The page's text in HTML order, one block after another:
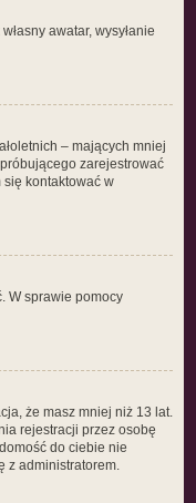
awatar, wysyłanie
– mających mniej
zarejestrować
kontaktować w
W sprawie pomocy
że masz mniej niż 13 lat.
rejestracji przez osobę
do ciebie nie
z administratorem.